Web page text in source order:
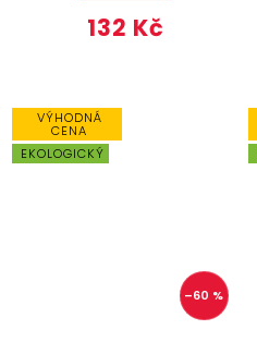
132 Kč
VÝHODNÁ
CENA
EKOLOGICKÝ
–60 %